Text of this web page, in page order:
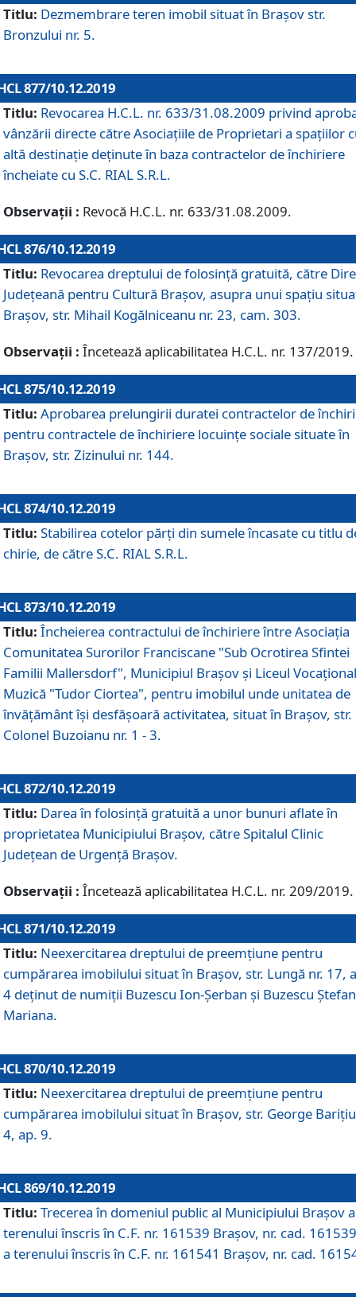
Titlu: Dezmembrare teren imobil situat în Brașov str.
Bronzului nr. 5.
877/10.12.2019
Titlu: Revocarea H.C.L. nr. 633/31.08.2009 privind
vânzării directe către Asociațiile de Proprietari a spațiilor
altă destinație deținute în baza contractelor de închiriere
încheiate cu S.C. RIAL S.R.L.
Observații : Revocă H.C.L. nr. 633/31.08.2009.
876/10.12.2019
Titlu: Revocarea dreptului de folosinţă gratuită, către
Judeţeană pentru Cultură Braşov, asupra unui spaţiu
Braşov, str. Mihail Kogălniceanu nr. 23, cam. 303.
Observații : Încetează aplicabilitatea H.C.L. nr. 137/2019.
875/10.12.2019
Titlu: Aprobarea prelungirii duratei contractelor de
pentru contractele de închiriere locuinţe sociale situate în
Braşov, str. Zizinului nr. 144.
874/10.12.2019
Titlu: Stabilirea cotelor părți din sumele încasate cu titlu
chirie, de către S.C. RIAL S.R.L.
873/10.12.2019
Titlu: Încheierea contractului de închiriere între Asociația
Comunitatea Surorilor Franciscane "Sub Ocrotirea Sfintei
Familii Mallersdorf", Municipiul Braşov şi Liceul
Muzică "Tudor Ciortea", pentru imobilul unde unitatea de
învățământ îşi desfăşoară activitatea, situat în Braşov, str.
Colonel Buzoianu nr. 1 - 3.
872/10.12.2019
Titlu: Darea în folosinţă gratuită a unor bunuri aflate în
proprietatea Municipiului Braşov, către Spitalul Clinic
Judeţean de Urgenţă Braşov.
Observații : Încetează aplicabilitatea H.C.L. nr. 209/2019.
871/10.12.2019
Titlu: Neexercitarea dreptului de preemţiune pentru
cumpărarea imobilului situat în Braşov, str. Lungă nr. 17,
4 deţinut de numiţii Buzescu Ion-Şerban și Buzescu
Mariana.
870/10.12.2019
Titlu: Neexercitarea dreptului de preemţiune pentru
cumpărarea imobilului situat în Braşov, str. George
4, ap. 9.
869/10.12.2019
Titlu: Trecerea în domeniul public al Municipiului Braşov a
terenului înscris în C.F. nr. 161539 Brașov, nr. cad.
a terenului înscris în C.F. nr. 161541 Brașov, nr. cad.